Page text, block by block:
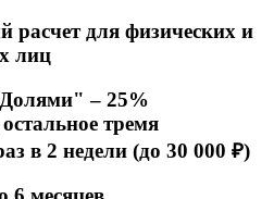
расчет для физических и
лиц
– 25%
тремя
в 2 недели (до 30 000 ₽)